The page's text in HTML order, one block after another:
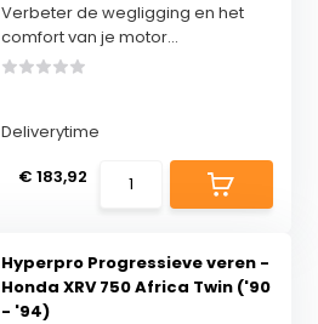
Verbeter de wegligging en het
comfort van je motor...
Deliverytime
€ 183,92
Hyperpro Progressieve veren -
Honda XRV 750 Africa Twin ('90
- '94)